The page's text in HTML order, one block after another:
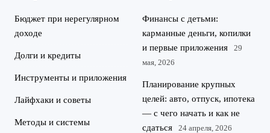
Бюджет при нерегулярном
доходе
Долги и кредиты
Инструменты и приложения
Лайфхаки и советы
Методы и системы
Финансы с детьми:
карманные деньги, копилки
и первые приложения
29
мая, 2026
Планирование крупных
целей: авто, отпуск, ипотека
— с чего начать и как не
сдаться
24 апреля, 2026